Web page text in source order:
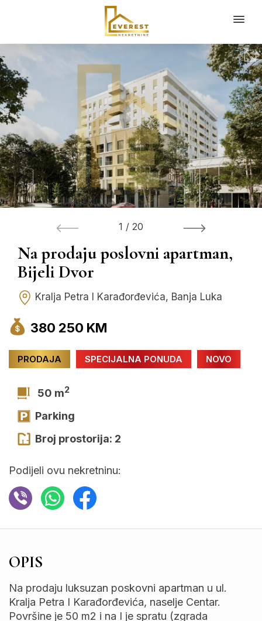
1 / 20
Na prodaju poslovni apartman,
Bijeli Dvor
Kralja Petra I Karađorđevića, Banja Luka
380 250 KM
PRODAJA SPECIJALNA PONUDA NOVO
50 m2
Parking
Broj prostorija: 2
Podijeli ovu nekretninu:
OPIS
Na prodaju luksuzan poskovni apartman u ul.
Kralja Petra I Karađorđevića, naselje Centar.
Površine je 50 m2 i na I je spratu (zgrada